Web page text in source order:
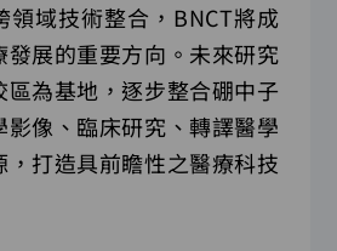
領域技術整合，BNCT將成
展的重要方向。未來研究
區為基地，逐步整合硼中子
像、臨床研究、轉譯醫學
打造具前瞻性之醫療科技